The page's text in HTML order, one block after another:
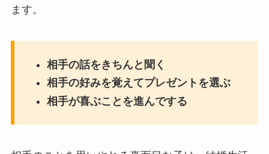
ます。
相手の話をきちんと聞く
相手の好みを覚えてプレゼントを選ぶ
相手が喜ぶことを進んでする